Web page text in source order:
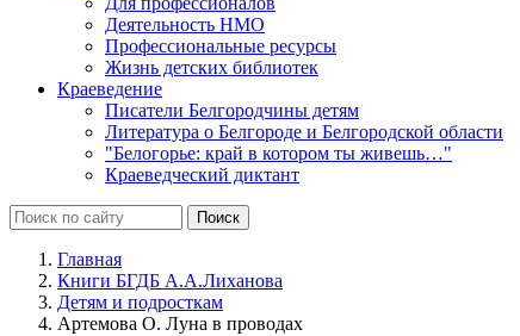
Деятельность НМО
Профессиональные ресурсы
Жизнь детских библиотек
Краеведение
Писатели Белгородчины детям
Литература о Белгороде и Белгородской области
"Белогорье: край в котором ты живешь…"
Краеведческий диктант
Главная
Книги БГДБ А.А.Лиханова
Детям и подросткам
Артемова О. Луна в проводах